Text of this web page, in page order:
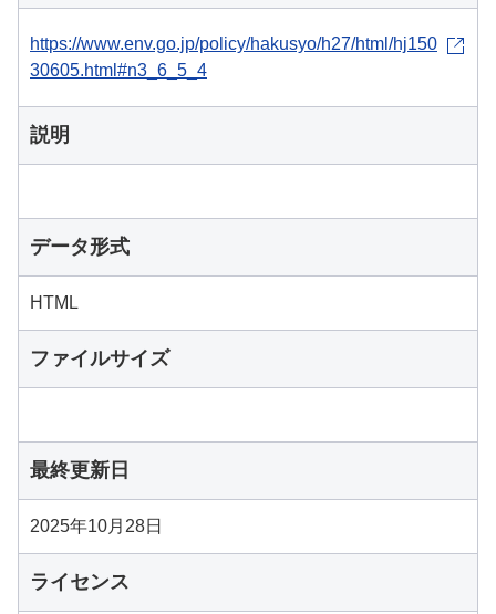
https://www.env.go.jp/policy/hakusyo/h27/html/hj150
30605.html#n3_6_5_4
説明
データ形式
HTML
ファイルサイズ
最終更新日
2025年10月28日
ライセンス